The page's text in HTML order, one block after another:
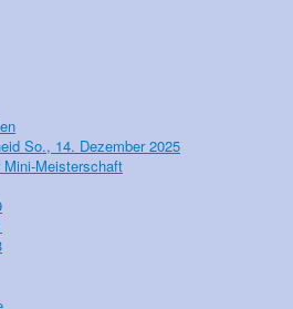
So., 14. Dezember 2025
Mini-Meisterschaft